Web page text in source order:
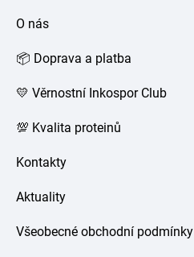
O nás
📦 Doprava a platba
💛 Věrnostní Inkospor Club
💯 Kvalita proteinů
Kontakty
Aktuality
Všeobecné obchodní podmínky